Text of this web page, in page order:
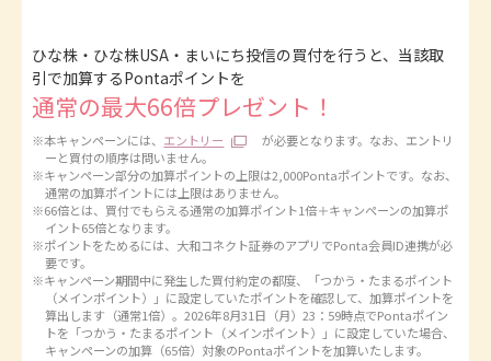
ひな株・ひな株USA・まいにち投信の買付を行うと、当該取
引で加算するPontaポイントを
通常の最大66倍プレゼント！
※本キャンペーンには、 エントリー
が必要となります。なお、エントリ
ーと買付の順序は問いません。
※キャンペーン部分の加算ポイントの上限は2,000Pontaポイントです。なお、
通常の加算ポイントには上限はありません。
※66倍とは、買付でもらえる通常の加算ポイント1倍＋キャンペーンの加算ポ
イント65倍となります。
※ポイントをためるには、大和コネクト証券のアプリでPonta会員ID連携が必
要です。
※キャンペーン期間中に発生した買付約定の都度、「つかう・たまるポイント
（メインポイント）」に設定していたポイントを確認して、加算ポイントを
算出します（通常1倍）。2026年8月31日（月）23：59時点でPontaポイン
トを「つかう・たまるポイント（メインポイント）」に設定していた場合、
キャンペーンの加算（65倍）対象のPontaポイントを加算いたします。